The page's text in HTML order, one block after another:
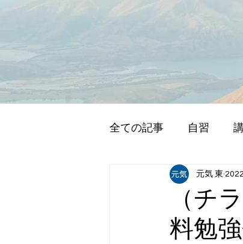
全ての記事 自習
（チ
料勉強
元気 東